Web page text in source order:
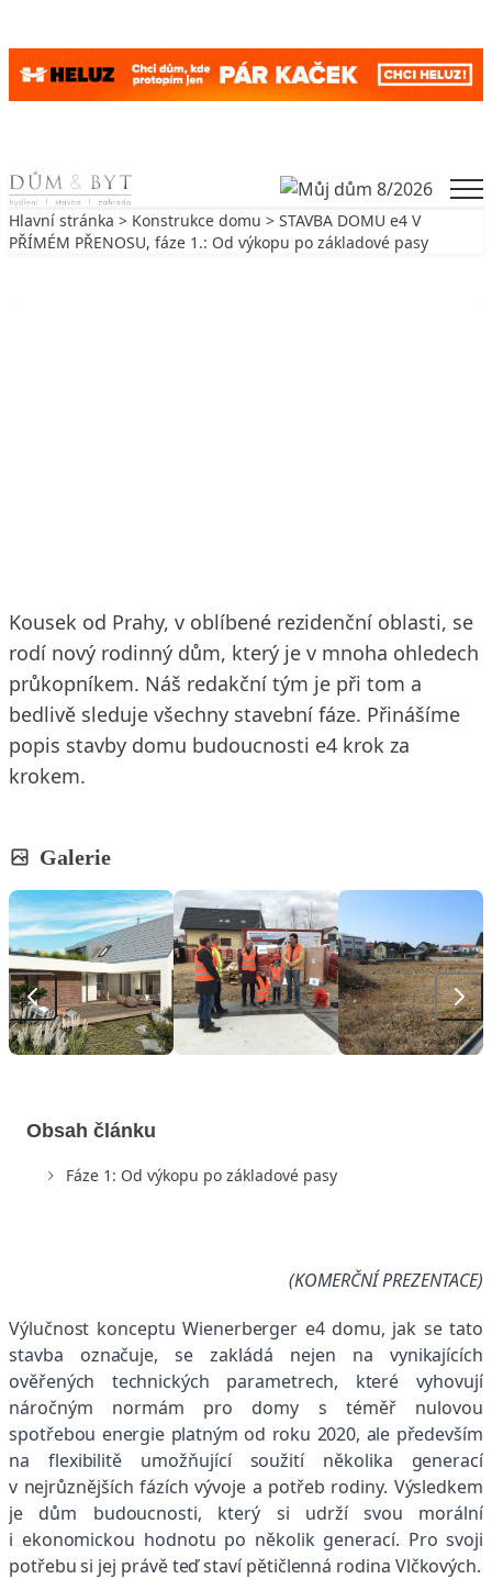
Skip to content
Hlavní stránka > Konstrukce domu > STAVBA DOMU e4 V
PŘÍMÉM PŘENOSU, fáze 1.: Od výkopu po základové pasy
Kousek od Prahy, v oblíbené rezidenční oblasti, se
rodí nový rodinný dům, který je v mnoha ohledech
průkopníkem. Náš redakční tým je při tom a
bedlivě sleduje všechny stavební fáze. Přinášíme
popis stavby domu budoucnosti e4 krok za
krokem.
Galerie
Obsah článku
Fáze 1: Od výkopu po základové pasy
(KOMERČNÍ PREZENTACE)
Výlučnost konceptu Wienerberger e4 domu, jak se tato
stavba označuje, se zakládá nejen na vynikajících
ověřených technických parametrech, které vyhovují
náročným normám pro domy s téměř nulovou
spotřebou energie platným od roku 2020, ale především
na flexibilitě umožňující soužití několika generací
v nejrůznějších fázích vývoje a potřeb rodiny. Výsledkem
je dům budoucnosti, který si udrží svou morální
i ekonomickou hodnotu po několik generací. Pro svoji
potřebu si jej právě teď staví pětičlenná rodina Vlčkových.